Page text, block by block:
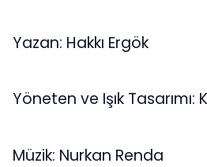
Yazan: Hakkı Ergök
Yöneten ve Işık Tasarımı:
Müzik: Nurkan Renda